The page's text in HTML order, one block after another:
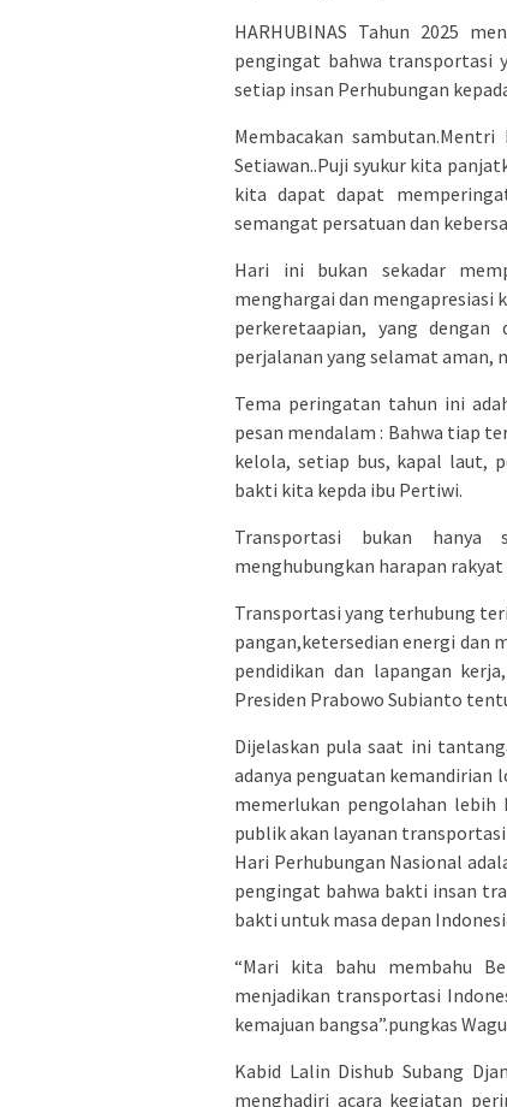
HARHUBINAS Tahun 2025
pengingat bahwa transportasi
setiap insan Perhubungan
Membacakan
Setiawan..Puji syukur kita
kita dapat dapat
semangat persatuan dan
Hari ini bukan sekadar
menghargai dan mengapresiasi
perkeretaapian, yang
perjalanan yang selamat aman,
Tema peringatan tahun ini
pesan mendalam : Bahwa tiap
kelola, setiap bus, kapal laut,
bakti kita kepda ibu Pertiwi.
Transportasi bukan hanya
menghubungkan harapan
Transportasi yang terhubung
pangan,ketersedian energi dan
pendidikan dan lapangan
Presiden Prabowo Subianto
Dijelaskan pula saat ini
adanya penguatan kemandirian
memerlukan pengolahan
publik akan layanan
Hari Perhubungan Nasional
pengingat bahwa bakti insan
bakti untuk masa depan
“Mari kita bahu membahu
menjadikan transportasi
kemajuan bangsa”.pungkas
Kabid Lalin Dishub Subang
menghadiri acara kegiatan